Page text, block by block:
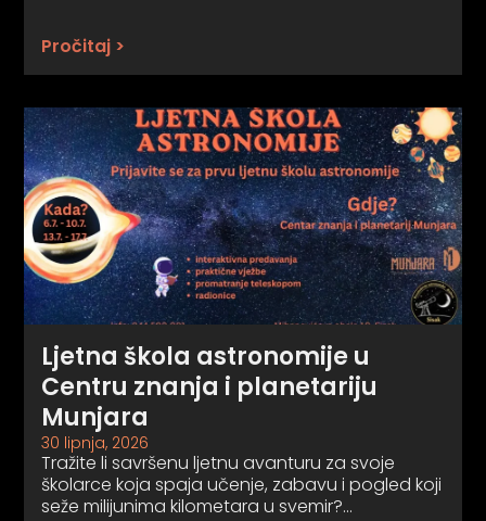
Pročitaj >
Ljetna škola astronomije u
Centru znanja i planetariju
Munjara
30 lipnja, 2026
Tražite li savršenu ljetnu avanturu za svoje
školarce koja spaja učenje, zabavu i pogled koji
seže milijunima kilometara u svemir?…